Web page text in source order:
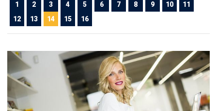
1 2 3 4 5 6 7 8 9 10
11
12
13 14 15 16